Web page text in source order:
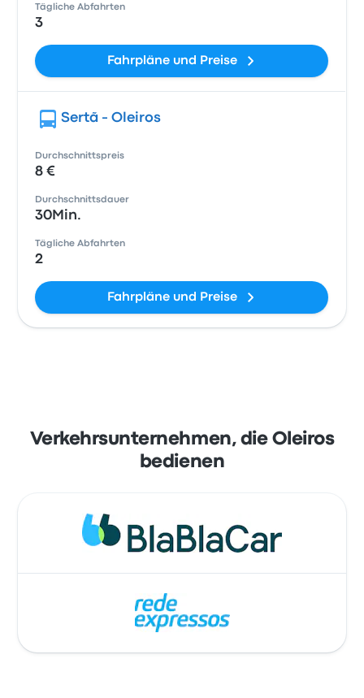
Tägliche Abfahrten
3
Fahrpläne und Preise
Sertã - Oleiros
Durchschnittspreis
8 €
Durchschnittsdauer
30Min.
Tägliche Abfahrten
2
Fahrpläne und Preise
Verkehrsunternehmen, die Oleiros
bedienen